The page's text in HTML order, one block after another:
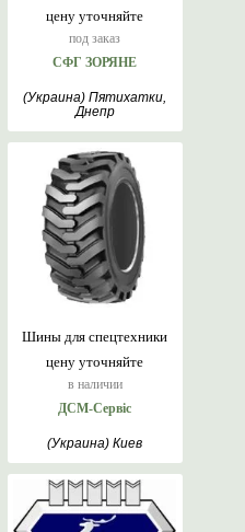
цену уточняйте
под заказ
СФГ ЗОРЯНЕ
(Украина) Пятихатки,
Днепр
цену уточняйте
в наличии
Шины для спецтехники
ДСМ-Сервіс
(Украина) Киев